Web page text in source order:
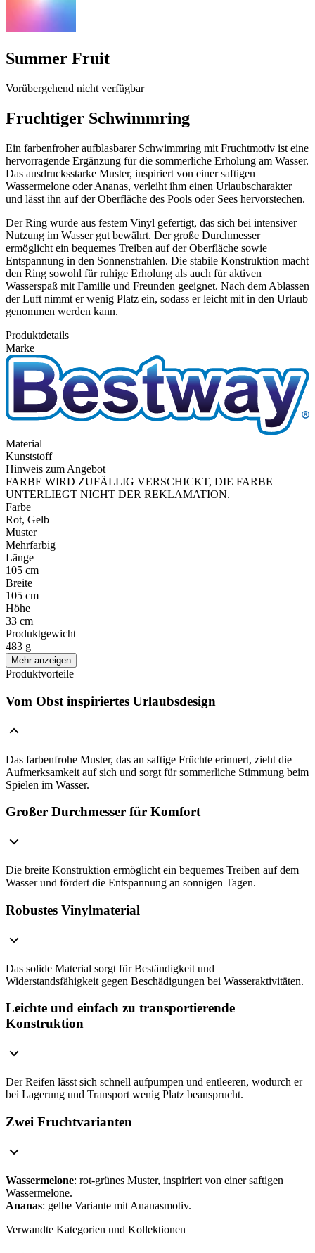
Summer Fruit
Vorübergehend nicht verfügbar
Fruchtiger Schwimmring
Ein farbenfroher aufblasbarer Schwimmring mit Fruchtmotiv ist eine
hervorragende Ergänzung für die sommerliche Erholung am Wasser.
Das ausdrucksstarke Muster, inspiriert von einer saftigen
Wassermelone oder Ananas, verleiht ihm einen Urlaubscharakter
und lässt ihn auf der Oberfläche des Pools oder Sees hervorstechen.
Der Ring wurde aus festem Vinyl gefertigt, das sich bei intensiver
Nutzung im Wasser gut bewährt. Der große Durchmesser
ermöglicht ein bequemes Treiben auf der Oberfläche sowie
Entspannung in den Sonnenstrahlen. Die stabile Konstruktion macht
den Ring sowohl für ruhige Erholung als auch für aktiven
Wasserspaß mit Familie und Freunden geeignet. Nach dem Ablassen
der Luft nimmt er wenig Platz ein, sodass er leicht mit in den Urlaub
genommen werden kann.
Produktdetails
Marke
Material
Kunststoff
Hinweis zum Angebot
FARBE WIRD ZUFÄLLIG VERSCHICKT, DIE FARBE
UNTERLIEGT NICHT DER REKLAMATION.
Farbe
Rot, Gelb
Muster
Mehrfarbig
Länge
105 cm
Breite
105 cm
Höhe
33 cm
Produktgewicht
483 g
Mehr anzeigen
Produktvorteile
Vom Obst inspiriertes Urlaubsdesign
Das farbenfrohe Muster, das an saftige Früchte erinnert, zieht die
Aufmerksamkeit auf sich und sorgt für sommerliche Stimmung beim
Spielen im Wasser.
Großer Durchmesser für Komfort
Die breite Konstruktion ermöglicht ein bequemes Treiben auf dem
Wasser und fördert die Entspannung an sonnigen Tagen.
Robustes Vinylmaterial
Das solide Material sorgt für Beständigkeit und
Widerstandsfähigkeit gegen Beschädigungen bei Wasseraktivitäten.
Leichte und einfach zu transportierende
Konstruktion
Der Reifen lässt sich schnell aufpumpen und entleeren, wodurch er
bei Lagerung und Transport wenig Platz beansprucht.
Zwei Fruchtvarianten
Wassermelone: rot-grünes Muster, inspiriert von einer saftigen
Wassermelone.
Ananas: gelbe Variante mit Ananasmotiv.
Verwandte Kategorien und Kollektionen